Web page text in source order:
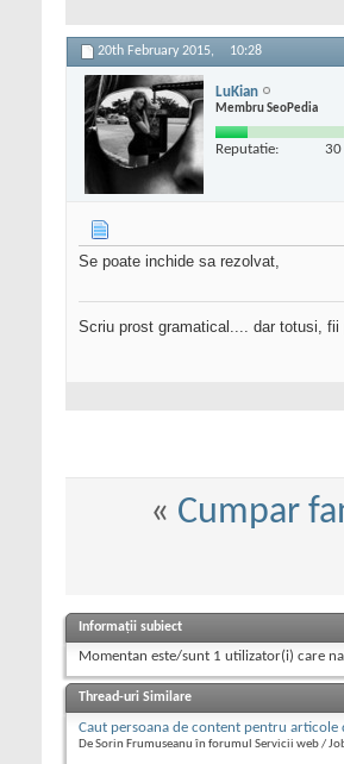
20th February 2015, 10:28
LuKian
Membru SeoPedia
Reputatie: 30
Se poate inchide sa rezolvat,
Scriu prost gramatical.... dar totusi, fii
« Cumpar
Informații subiect
Momentan este/sunt 1 utilizator(i) care
Thread-uri Similare
Caut persoana de content pentru articole
De Sorin Frumuseanu în forumul Servicii web /